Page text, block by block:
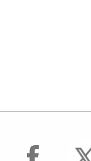
facebook